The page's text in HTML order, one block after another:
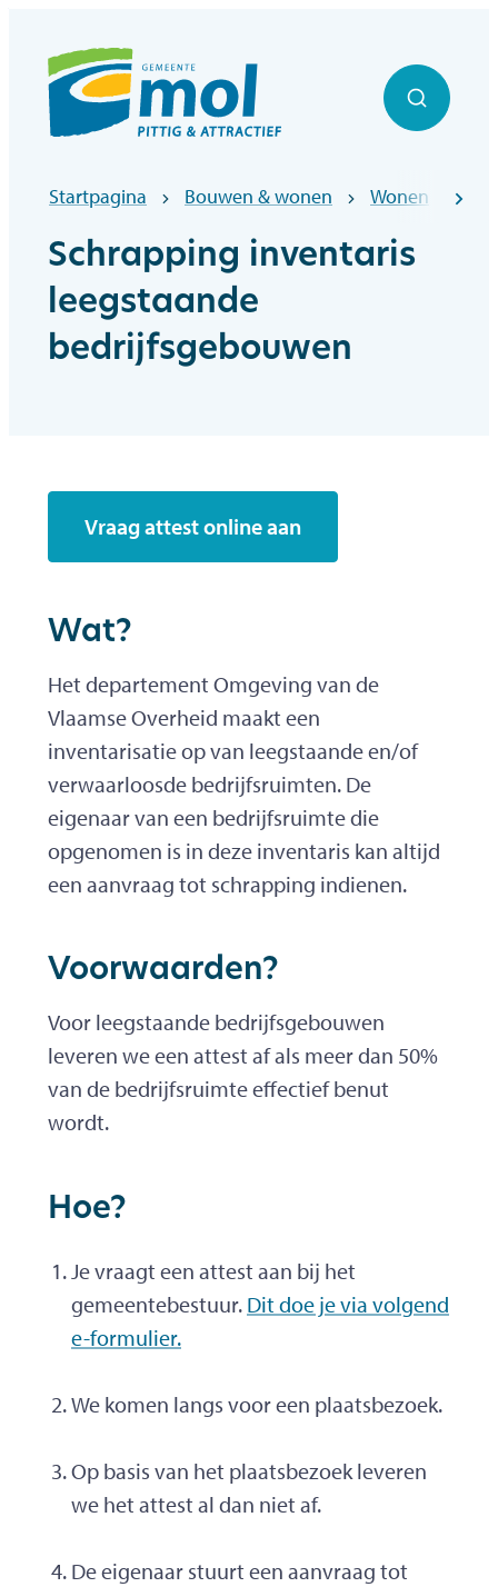
Officiële website gemeentebestuur Mol
Zoek
Startpagina Bouwen & wonen Wonen
Schrapping inventaris
leegstaande
bedrijfsgebouwen
Vraag attest online aan
Wat?
Het departement Omgeving van de
Vlaamse Overheid maakt een
inventarisatie op van leegstaande en/of
verwaarloosde bedrijfsruimten. De
eigenaar van een bedrijfsruimte die
opgenomen is in deze inventaris kan altijd
een aanvraag tot schrapping indienen.
Voorwaarden?
Voor leegstaande bedrijfsgebouwen
leveren we een attest af als meer dan 50%
van de bedrijfsruimte effectief benut
wordt.
Hoe?
Je vraagt een attest aan bij het
gemeentebestuur. Dit doe je via volgend
e-formulier.
We komen langs voor een plaatsbezoek.
Op basis van het plaatsbezoek leveren
we het attest al dan niet af.
De eigenaar stuurt een aanvraag tot